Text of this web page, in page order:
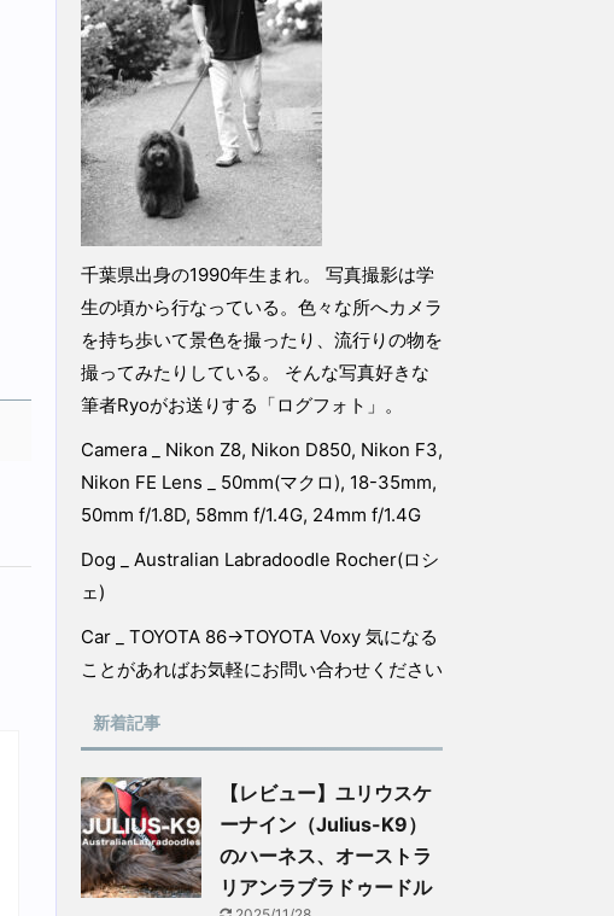
千葉県出身の1990年生まれ。 写真撮影は学
生の頃から行なっている。色々な所へカメラ
を持ち歩いて景色を撮ったり、流行りの物を
撮ってみたりしている。 そんな写真好きな
筆者Ryoがお送りする「ログフォト」。
Camera _ Nikon Z8, Nikon D850, Nikon F3,
Nikon FE Lens _ 50mm(マクロ), 18-35mm,
50mm f/1.8D, 58mm f/1.4G, 24mm f/1.4G
Dog _ Australian Labradoodle Rocher(ロシ
ェ)
Car _ TOYOTA 86→TOYOTA Voxy 気になる
ことがあればお気軽にお問い合わせください
新着記事
【レビュー】ユリウスケ
ーナイン（Julius-K9）
のハーネス、オーストラ
リアンラブラドゥードル